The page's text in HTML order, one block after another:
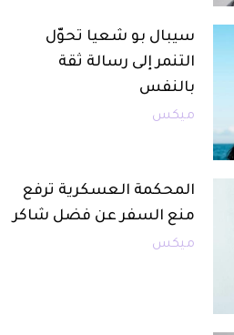
سيبال بو شعيا تحوّل
التنمر إلى رسالة ثقة
بالنفس
ميكس
المحكمة العسكرية ترفع
منع السفر عن فضل شاكر
ميكس